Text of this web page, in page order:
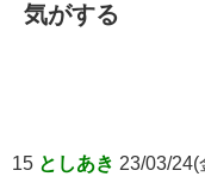
気がする
15 としあき 23/03/24(